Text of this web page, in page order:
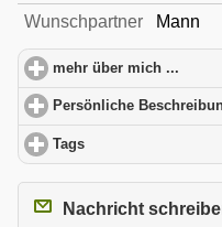
Wunschpartner
Mann
mehr über mich ...
Persönliche
Tags
Nachricht